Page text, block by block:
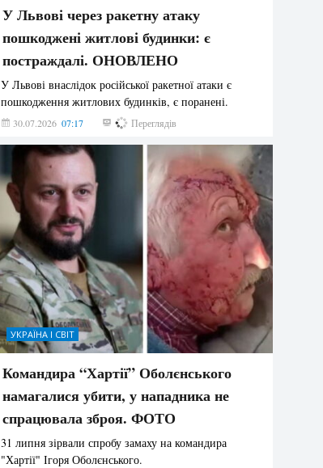
У Львові через ракетну атаку
пошкоджені житлові будинки: є
постраждалі. ОНОВЛЕНО
У Львові внаслідок російської ракетної атаки є
пошкодження житлових будинків, є поранені.
30.07.2026 07:17 179 Переглядів
УКРАЇНА І СВІТ
Командира “Хартії” Оболєнського
намагалися убити, у нападника не
спрацювала зброя. ФОТО
31 липня зірвали спробу замаху на командира
"Хартії" Ігоря Оболєнського.